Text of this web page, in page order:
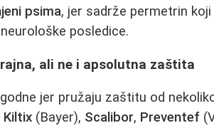
psima, jer sadrže permetrin
posledice.
ali ne i apsolutna zaštita
jer pružaju zaštitu od
Kiltix (Bayer), Scalibor, Preventef